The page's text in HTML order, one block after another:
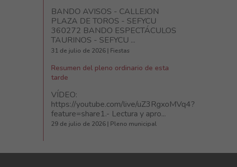
BANDO AVISOS - CALLEJON
PLAZA DE TOROS - SEFYCU
360272 BANDO ESPECTÁCULOS
TAURINOS - SEFYCU ...
31 de julio de 2026 | Fiestas
Resumen del pleno ordinario de esta
tarde
VÍDEO:
https://youtube.com/live/uZ3RgxoMVq4?
feature=share1.- Lectura y apro...
29 de julio de 2026 | Pleno municipal